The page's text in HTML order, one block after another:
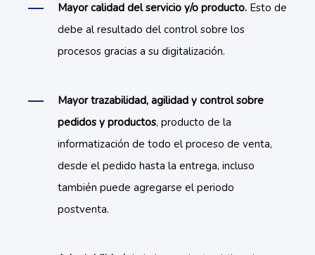
Mayor calidad del servicio y/o producto. Esto de
debe al resultado del control sobre los
procesos gracias a su digitalización.
Mayor trazabilidad, agilidad y control sobre
pedidos y productos, producto de la
informatización de todo el proceso de venta,
desde el pedido hasta la entrega, incluso
también puede agregarse el periodo
postventa.